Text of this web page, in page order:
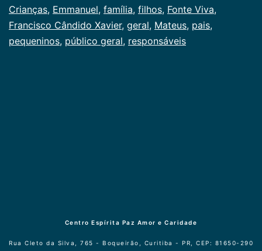
Crianças, Emmanuel, família, filhos, Fonte Viva,
Francisco Cândido Xavier, geral, Mateus, pais,
pequeninos, público geral, responsáveis
Centro Espírita Paz Amor e Caridade
Rua Cleto da Silva, 765 - Boqueirão, Curitiba - PR, CEP: 81650-290